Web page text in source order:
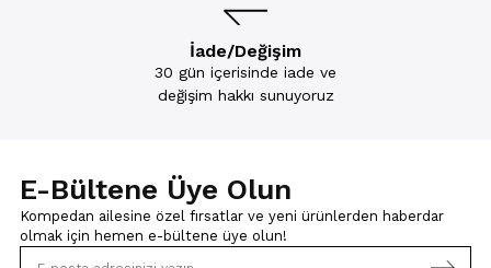
İade/Değişim
30 gün içerisinde iade ve
değişim hakkı sunuyoruz
E-Bültene Üye Olun
Kompedan ailesine özel fırsatlar ve yeni ürünlerden haberdar
olmak için hemen e-bültene üye olun!